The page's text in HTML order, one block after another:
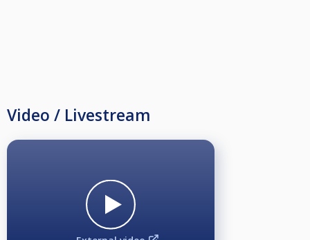
Video / Livestream